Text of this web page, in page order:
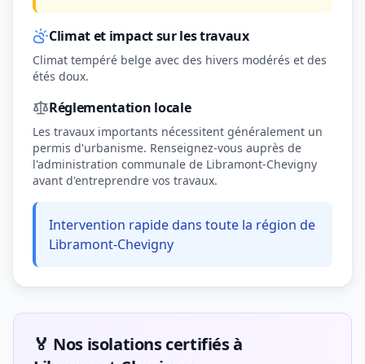
Climat et impact sur les travaux
Climat tempéré belge avec des hivers modérés et des
étés doux.
Réglementation locale
Les travaux importants nécessitent généralement un
permis d'urbanisme. Renseignez-vous auprès de
l'administration communale de Libramont-Chevigny
avant d'entreprendre vos travaux.
Intervention rapide dans toute la région de
Libramont-Chevigny
🏅 Nos isolations certifiés à